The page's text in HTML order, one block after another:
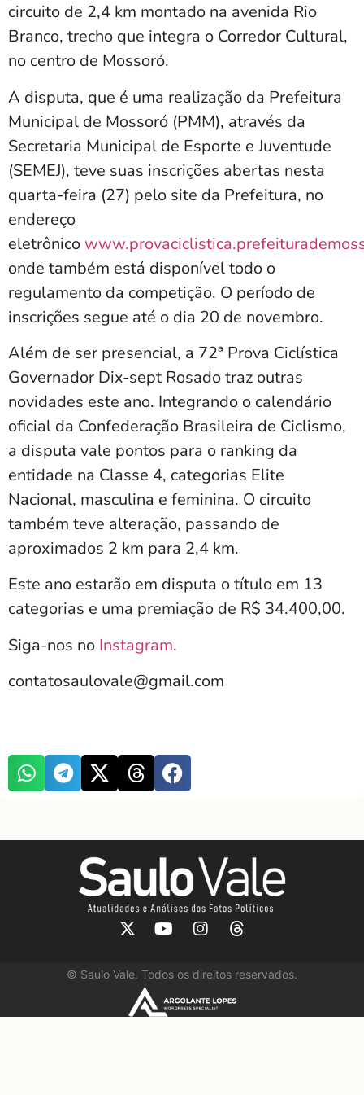
circuito de 2,4 km montado na avenida Rio
Branco, trecho que integra o Corredor Cultural,
no centro de Mossoró.
A disputa, que é uma realização da Prefeitura
Municipal de Mossoró (PMM), através da
Secretaria Municipal de Esporte e Juventude
(SEMEJ), teve suas inscrições abertas nesta
quarta-feira (27) pelo site da Prefeitura, no
endereço
eletrônico
onde também está disponível todo o
regulamento da competição. O período de
inscrições segue até o dia 20 de novembro.
Além de ser presencial, a 72ª Prova Ciclística
Governador Dix-sept Rosado traz outras
novidades este ano. Integrando o calendário
oficial da Confederação Brasileira de Ciclismo,
a disputa vale pontos para o ranking da
entidade na Classe 4, categorias Elite
Nacional, masculina e feminina. O circuito
também teve alteração, passando de
aproximados 2 km para 2,4 km.
Este ano estarão em disputa o título em 13
categorias e uma premiação de R$ 34.400,00.
Siga-nos no Instagram.
contatosaulovale@gmail.com
© Saulo Vale. Todos os direitos reservados.